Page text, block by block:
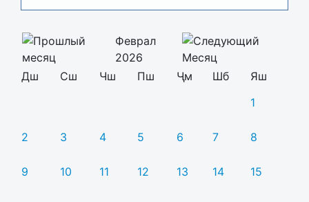
Феврал
2026
Дш
Сш Чш Пш Ҷм Шб
Яш
1
2 3 4 5 6 7 8
9 10 11 12 13 14 15